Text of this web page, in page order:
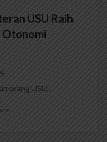
USU Raih
USU,...